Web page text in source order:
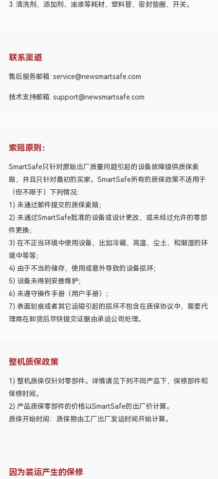
3. 清洗剂、添加剂、油液等耗材，塑料管、密封垫圈、开关。
联系渠道
售后服务邮箱: service@newsmartsafe.com
技术支持邮箱: support@newsmartsafe.com
索赔原则：
SmartSafe只针对原始出厂质量问题引起的设备故障提供质保索
赔，并且只针对最初的买家。SmartSafe所有的质保政策不适用于
（但不限于）下列情况：
1) 未通过邮件提交的质保索赔；
2) 未通过SmartSafe批准的设备或设计更改，或未经过允许的零部
件更换；
3) 在不正当环境中使用设备，比如冷藏、高温、尘土、和潮湿的环
境中等等；
4) 由于不当的储存、使用或意外导致的设备损坏；
5) 设备未得到妥善维护；
6) 未遵守操作手册（用户手册）；
7) 表面划痕或者其它运输引起的损坏不包含在质保协议中，需要代
理商在卸货后尽快提交证据由承运公司处理。
整机质保政策
1) 整机质保仅针对零部件。详情请见下列不同产品下，保修部件和
保修时间。
2) 产品质保零部件的价格以SmartSafe的出厂价计算。
质保开始时间：质保期由工厂出厂发运时间开始计算。
因为装运产生的保修